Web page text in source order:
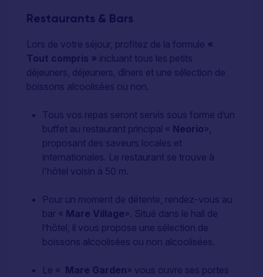
Restaurants & Bars
Lors de votre séjour, profitez de la formule «
Tout compris » incluant tous les petits
déjeuners, déjeuners, dîners et une sélection de
boissons alcoolisées ou non.
Tous vos repas seront servis sous forme d’un
buffet au restaurant principal « Neorio»,
proposant des saveurs locales et
internationales. Le restaurant se trouve à
l'hôtel voisin à 50 m.
Pour un moment de détente, rendez-vous au
bar « Mare Village». Situé dans le hall de
l’hôtel, il vous propose une sélection de
boissons alcoolisées ou non alcoolisées.
Le « Mare Garden» vous ouvre ses portes